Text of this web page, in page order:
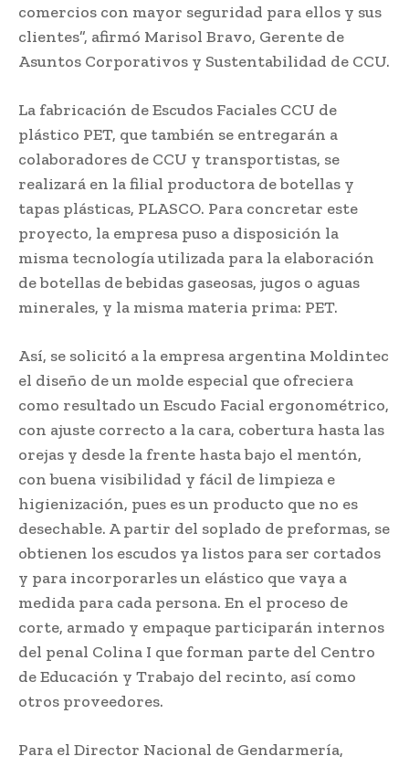
comercios con mayor seguridad para ellos y sus
clientes”, afirmó Marisol Bravo, Gerente de
Asuntos Corporativos y Sustentabilidad de CCU.
La fabricación de Escudos Faciales CCU de
plástico PET, que también se entregarán a
colaboradores de CCU y transportistas, se
realizará en la filial productora de botellas y
tapas plásticas, PLASCO. Para concretar este
proyecto, la empresa puso a disposición la
misma tecnología utilizada para la elaboración
de botellas de bebidas gaseosas, jugos o aguas
minerales, y la misma materia prima: PET.
Así, se solicitó a la empresa argentina Moldintec
el diseño de un molde especial que ofreciera
como resultado un Escudo Facial ergonométrico,
con ajuste correcto a la cara, cobertura hasta las
orejas y desde la frente hasta bajo el mentón,
con buena visibilidad y fácil de limpieza e
higienización, pues es un producto que no es
desechable. A partir del soplado de preformas, se
obtienen los escudos ya listos para ser cortados
y para incorporarles un elástico que vaya a
medida para cada persona. En el proceso de
corte, armado y empaque participarán internos
del penal Colina I que forman parte del Centro
de Educación y Trabajo del recinto, así como
otros proveedores.
Para el Director Nacional de Gendarmería,